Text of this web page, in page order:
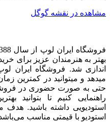
مشاهده در نقشه گوگل
بهتر به هنرمندان عزیز برای
اندازی شد. فروشگاه ایران
میدهد و میتوانید در کمترین
حتی به صورت حضوری در
راهنمایی کنیم تا بتوانید
استودیویی داشته باشید.
استودیو با قیمتی مناسب